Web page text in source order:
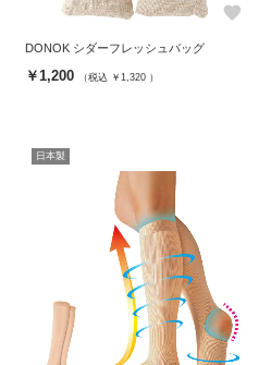
favorite
DONOK シダーフレッシュバッグ
￥1,200 （税込 ￥1,320 ）
日本製